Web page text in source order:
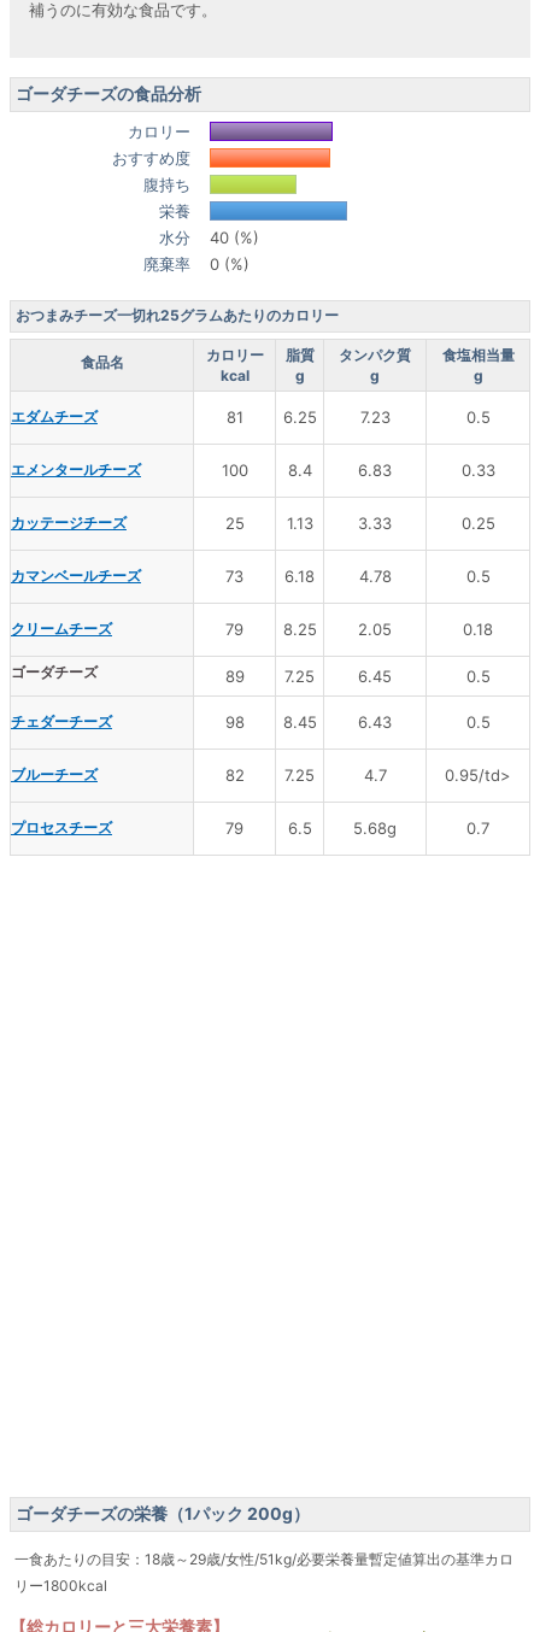
補うのに有効な食品です。
ゴーダチーズの食品分析
カロリー
おすすめ度
腹持ち
栄養
水分
40 (%)
廃棄率
0 (%)
おつまみチーズ一切れ25グラムあたりのカロリー
食品名
カロリー
kcal
脂質
g
タンパク質
g
食塩相当量
g
エダムチーズ 81 6.25 7.23 0.5
エメンタールチーズ 100 8.4 6.83 0.33
カッテージチーズ 25 1.13 3.33 0.25
カマンベールチーズ 73 6.18 4.78 0.5
クリームチーズ 79 8.25 2.05 0.18
ゴーダチーズ 89 7.25 6.45 0.5
チェダーチーズ 98 8.45 6.43 0.5
ブルーチーズ 82 7.25 4.7 0.95/td>
プロセスチーズ 79 6.5 5.68g 0.7
ゴーダチーズの栄養（1パック 200g）
一食あたりの目安：18歳～29歳/女性/51kg/必要栄養量暫定値算出の基準カロ
リー1800kcal
【総カロリーと三大栄養素】